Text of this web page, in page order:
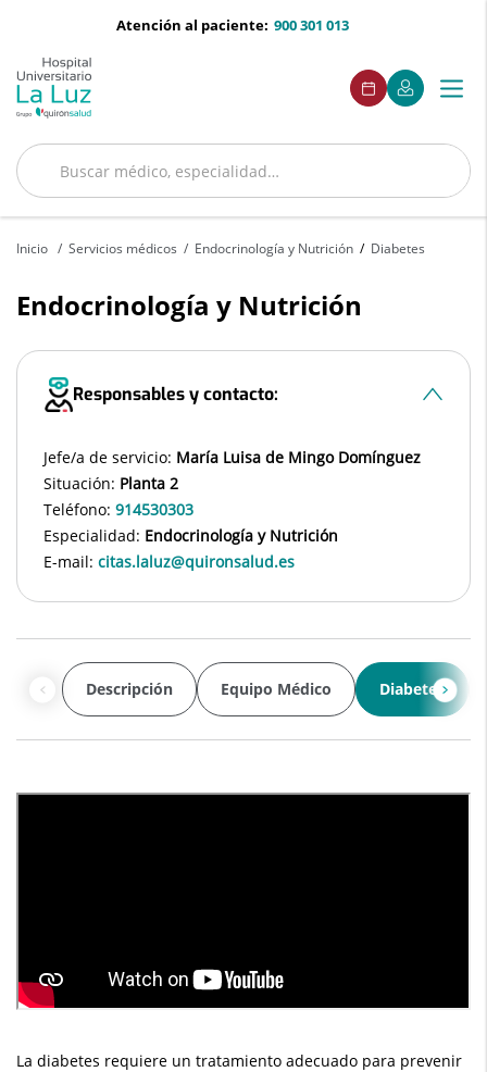
menu-
900 301 013
Atención al paciente:
Buscar
Buscar
menu
acceso
Pedir
cita
Este
enlace
se
una
Mi
Quirónsalud
Este
enlace
se
una
ventana
Menú
Inicio Servicios médicos Endocrinología y Nutrición Diabetes
Endocrinología y Nutrición
Responsables y contacto:
Jefe/a de servicio: María Luisa de Mingo Domínguez
Situación: Planta 2
Teléfono: 914530303
Especialidad: Endocrinología y Nutrición
E-mail: citas.laluz@quironsalud.es
Descripción Equipo Médico Diabetes
La diabetes requiere un tratamiento adecuado para prevenir